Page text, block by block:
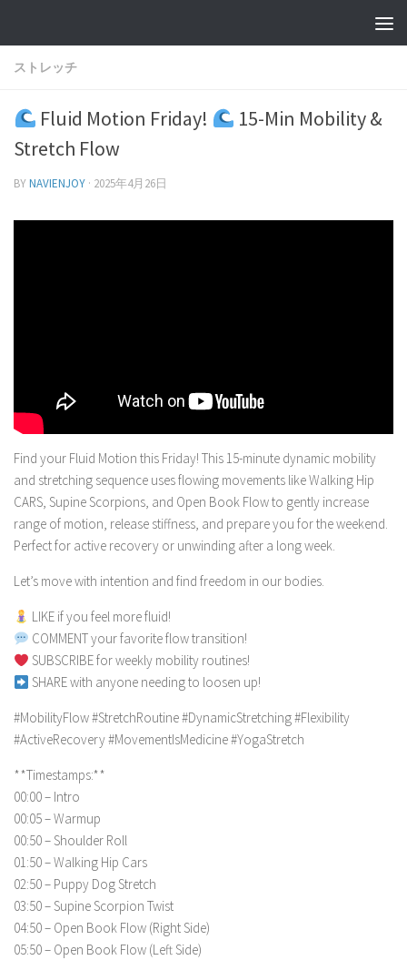
ストレッチ
Fluid Motion Friday!
15-Min Mobility &
Stretch Flow
BYNAVIENJOY · 2025年4月26日
Find your Fluid Motion this Friday! This 15-minute dynamic mobility
and stretching sequence uses flowing movements like Walking Hip
CARS, Supine Scorpions, and Open Book Flow to gently increase
range of motion, release stiffness, and prepare you for the weekend.
Perfect for active recovery or unwinding after a long week.
Let’s move with intention and find freedom in our bodies.
LIKE if you feel more fluid!
COMMENT your favorite flow transition!
SUBSCRIBE for weekly mobility routines!
SHARE with anyone needing to loosen up!
#MobilityFlow #StretchRoutine #DynamicStretching #Flexibility
#ActiveRecovery #MovementIsMedicine #YogaStretch
**Timestamps:**
00:00 – Intro
00:05 – Warmup
00:50 – Shoulder Roll
01:50 – Walking Hip Cars
02:50 – Puppy Dog Stretch
03:50 – Supine Scorpion Twist
04:50 – Open Book Flow (Right Side)
05:50 – Open Book Flow (Left Side)